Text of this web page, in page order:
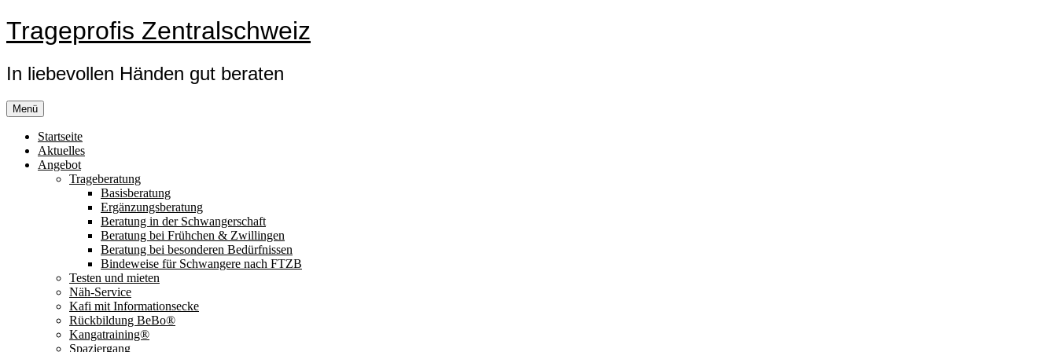
Zum
Inhalt
Trageprofis Zentralschweiz
In liebevollen Händen gut beraten
Menü
Startseite
Aktuelles
Angebot
Trageberatung
Basisberatung
Ergänzungsberatung
Beratung in der Schwangerschaft
Beratung bei Frühchen & Zwillingen
Beratung bei besonderen Bedürfnissen
Bindeweise für Schwangere nach FTZB
Testen und mieten
Näh-Service
Kafi mit Informationsecke
Rückbildung BeBo®
Kangatraining®
Spaziergang